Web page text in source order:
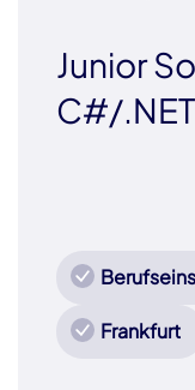
Junior
C#/.NET
Frankfurt